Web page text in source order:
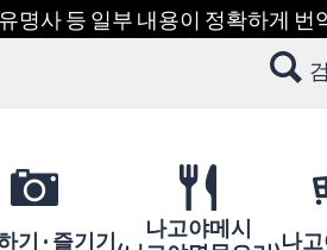
명사 등 일부 내용이 정확하게 번
기 · 즐기기
나고야메시
나